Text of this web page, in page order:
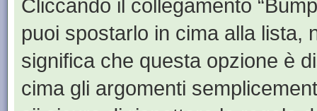
Cliccando il collegamento
puoi spostarlo in cima alla lista,
significa che questa opzione è
cima gli argomenti